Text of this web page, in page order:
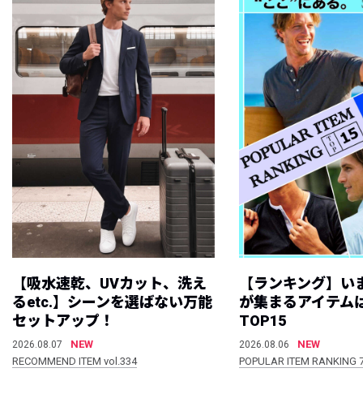
【吸水速乾、UVカット、洗え
るetc.】シーンを選ばない万能
セットアップ！
2026.08.07
NEW
RECOMMEND ITEM vol.334
【ランキング】
が集まるアイテム
TOP15
2026.08.06
NEW
POPULAR ITEM